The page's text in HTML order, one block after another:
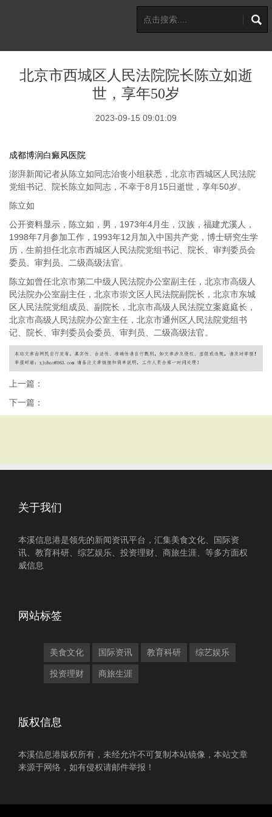
北京市西城区人民法院院长陈立如逝
世，享年50岁
2023-09-15 09:01:09
成都博润白癜风医院
澎湃新闻记者从陈立如同志治丧小组获悉，北京市西城区人民法院
党组书记、院长陈立如同志，不幸于8月15日逝世，享年50岁。
陈立如
公开资料显示，陈立如，男，1973年4月生，汉族，福建尤溪人，
1998年7月参加工作，1993年12月加入中国共产党，博士研究生学
历，生前担任北京市西城区人民法院党组书记、院长、审判委员会
委员、审判员、二级高级法官。
陈立如曾任北京市第二中级人民法院办公室副主任，北京市高级人
民法院办公室副主任，北京市崇文区人民法院副院长，北京市东城
区人民法院党组成员、副院长，北京市高级人民法院立案庭庭长，
北京市高级人民法院办公室主任，北京市通州区人民法院党组书
记、院长、审判委员会委员、审判员、二级高级法官。
上一篇：
下一篇：
关于我们
本溪信息港是领先的新闻资讯平台，汇集美食文化、国际资
讯、教育科研、综艺娱乐、投资理财、商旅生涯、等多方面权
威信息
网站标签
美食文化 国际资讯 教育科研 综艺娱乐
投资理财 商旅生涯
版权信息
本溪信息港版权所有，未经允许不可复制本站镜像，本站文章
来源于网络，如有侵权请邮件举报！